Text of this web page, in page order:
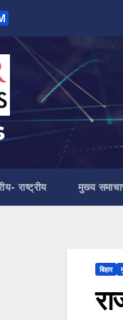
राष्ट्रीय मुख्य
बिहार